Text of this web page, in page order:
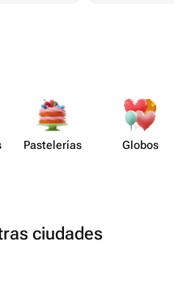
Paste​lerías Globos
ciudades